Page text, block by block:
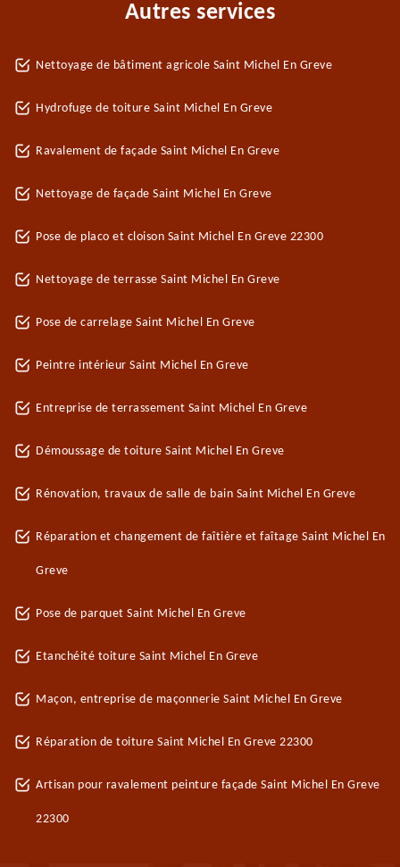
Autres services
Nettoyage de bâtiment agricole Saint Michel En Greve
Hydrofuge de toiture Saint Michel En Greve
Ravalement de façade Saint Michel En Greve
Nettoyage de façade Saint Michel En Greve
Pose de placo et cloison Saint Michel En Greve 22300
Nettoyage de terrasse Saint Michel En Greve
Pose de carrelage Saint Michel En Greve
Peintre intérieur Saint Michel En Greve
Entreprise de terrassement Saint Michel En Greve
Démoussage de toiture Saint Michel En Greve
Rénovation, travaux de salle de bain Saint Michel En Greve
Réparation et changement de faîtière et faîtage Saint Michel En
Greve
Pose de parquet Saint Michel En Greve
Etanchéité toiture Saint Michel En Greve
Maçon, entreprise de maçonnerie Saint Michel En Greve
Réparation de toiture Saint Michel En Greve 22300
Artisan pour ravalement peinture façade Saint Michel En Greve
22300